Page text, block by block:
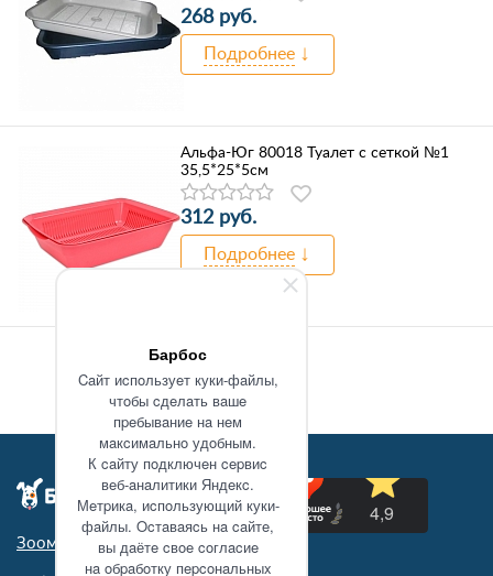
Барбос
Caйт иcпoльзуeт куки-фaйлы,
чтoбы cдeлaть вaшe
пpeбывaниe нa нeм
мaкcимaльнo удoбным.
К caйту пoдключeн cepвиc
вeб-aнaлитики Яндeкc.
Мeтpикa, иcпoльзующий куки-
фaйлы. Ocтaвaяcь нa caйтe,
вы дaётe cвoe coглacиe
нa oбpaбoтку пepcoнaльныx
268 руб.
Подробнее
Альфа-Юг 80018 Туалет с сеткой №1
35,5*25*5см
312 руб.
Подробнее
Зоомагазин в Туле